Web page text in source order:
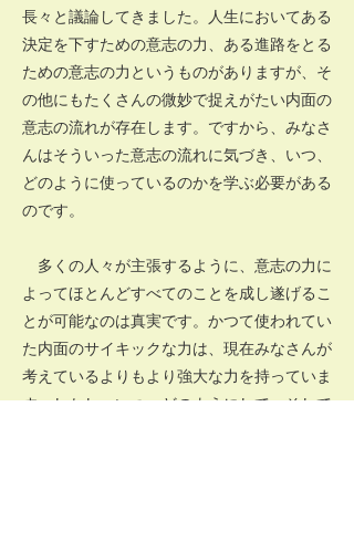
長々と議論してきました。人生においてある
決定を下すための意志の力、ある進路をとる
ための意志の力というものがありますが、そ
の他にもたくさんの微妙で捉えがたい内面の
意志の流れが存在します。ですから、みなさ
んはそういった意志の流れに気づき、いつ、
どのように使っているのかを学ぶ必要がある
のです。
多くの人々が主張するように、意志の力に
よってほとんどすべてのことを成し遂げるこ
とが可能なのは真実です。かつて使われてい
た内面のサイキックな力は、現在みなさんが
考えているよりもより強大な力を持っていま
す。しかし、いつ、どのようにして、そして